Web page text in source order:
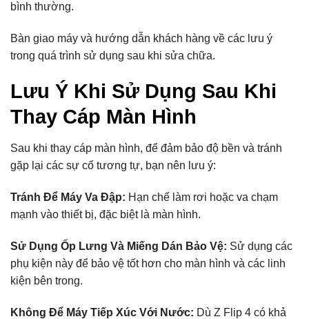
bình thường.
Bàn giao máy và hướng dẫn khách hàng về các lưu ý
trong quá trình sử dụng sau khi sửa chữa.
Lưu Ý Khi Sử Dụng Sau Khi
Thay Cáp Màn Hình
Sau khi thay cáp màn hình, để đảm bảo độ bền và tránh
gặp lại các sự cố tương tự, bạn nên lưu ý:
Tránh Để Máy Va Đập: Hạn chế làm rơi hoặc va chạm
mạnh vào thiết bị, đặc biệt là màn hình.
Sử Dụng Ốp Lưng Và Miếng Dán Bảo Vệ: Sử dụng các
phụ kiện này để bảo vệ tốt hơn cho màn hình và các linh
kiện bên trong.
Không Để Máy Tiếp Xúc Với Nước: Dù Z Flip 4 có khả